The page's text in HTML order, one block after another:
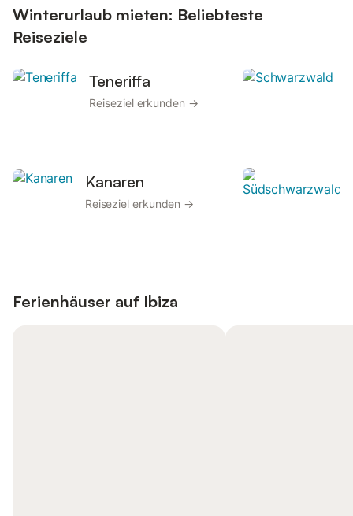
Winterurlaub mieten: Beliebteste
Reiseziele
Teneriffa
Reiseziel erkunden →
Kanaren
Reiseziel erkunden →
Ferienhäuser auf Ibiza